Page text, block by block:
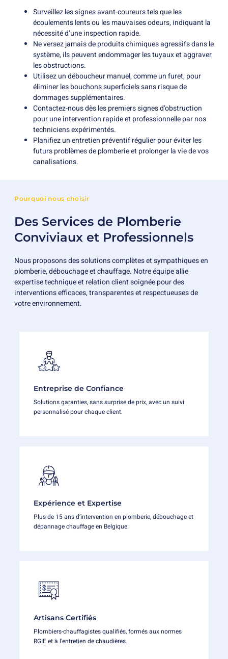
Surveillez les signes avant-coureurs tels que les
écoulements lents ou les mauvaises odeurs, indiquant la
nécessité d’une inspection rapide.
Ne versez jamais de produits chimiques agressifs dans le
système, ils peuvent endommager les tuyaux et aggraver
les obstructions.
Utilisez un déboucheur manuel, comme un furet, pour
éliminer les bouchons superficiels sans risque de
dommages supplémentaires.
Contactez-nous dès les premiers signes d’obstruction
pour une intervention rapide et professionnelle par nos
techniciens expérimentés.
Planifiez un entretien préventif régulier pour éviter les
futurs problèmes de plomberie et prolonger la vie de vos
canalisations.
Pourquoi nous choisir
Des Services de Plomberie
Conviviaux et Professionnels
Nous proposons des solutions complètes et sympathiques en
plomberie, débouchage et chauffage. Notre équipe allie
expertise technique et relation client soignée pour des
interventions efficaces, transparentes et respectueuses de
votre environnement.
Entreprise de Confiance
Solutions garanties, sans surprise de prix, avec un suivi
personnalisé pour chaque client.
Expérience et Expertise
Plus de 15 ans d’intervention en plomberie, débouchage et
dépannage chauffage en Belgique.
Artisans Certifiés
Plombiers-chauffagistes qualifiés, formés aux normes
RGIE et à l’entretien de chaudières.